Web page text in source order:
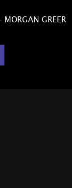
GREER